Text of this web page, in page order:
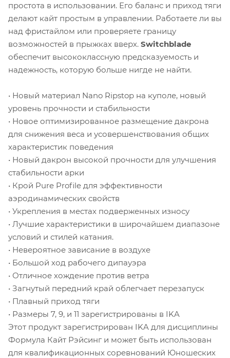
простота в использовании. Его баланс и приход тяги
делают кайт простым в управлении. Работаете ли вы
над фристайлом или проверяете границу
возможностей в прыжках вверх. Switchblade
обеспечит высококлассную предсказуемость и
надежность, которую больше нигде не найти.
• Новый материал Nano Ripstop на куполе, новый
уровень прочности и стабильности
• Новое оптимизированное размещение дакрона
для снижения веса и усовершенствования общих
характеристик поведения
• Новый дакрон высокой прочности для улучшения
стабильности арки
• Крой Pure Profile для эффективности
аэродинамических свойств
• Укрепления в местах подверженных износу
• Лучшие характеристики в широчайшем диапазоне
условий и стилей катания.
• Невероятное зависание в воздухе
• Большой ход рабочего дипауэра
• Отличное хождение против ветра
• Загнутый передний край облегчает перезапуск
• Плавный приход тяги
• Размеры 7, 9, и 11 зарегистрированы в IKA
Этот продукт зарегистрирован IKA для дисциплины
Формула Кайт Рэйсинг и может быть использован
для квалификационных соревнований Юношеских